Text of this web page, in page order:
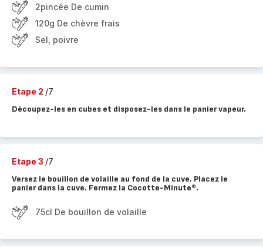
2pincée De cumin
120g De chèvre frais
Sel, poivre
Etape 2 /7
Découpez-les en cubes et disposez-les dans le panier vapeur.
Etape 3 /7
Versez le bouillon de volaille au fond de la cuve. Placez le
panier dans la cuve. Fermez la Cocotte-Minute®.
75cl De bouillon de volaille